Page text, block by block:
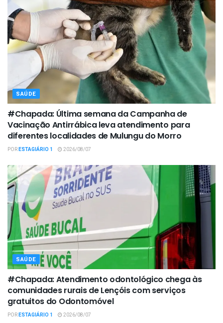
SAÚDE
#Chapada: Última semana da Campanha de
Vacinação Antirrábica leva atendimento para
diferentes localidades de Mulungu do Morro
PORESTAGIÁRIO 1 2026/08/07
SAÚDE
#Chapada: Atendimento odontológico chega às
comunidades rurais de Lençóis com serviços
gratuitos do Odontomóvel
PORESTAGIÁRIO 1 2026/08/07